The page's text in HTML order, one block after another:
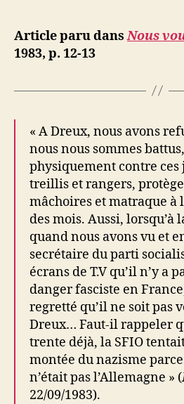
Article paru dansNous
1983, p. 12-13
« A Dreux, nous avons
nous nous sommes
physiquement contre ces
treillis et rangers,
mâchoires et matraque à
des mois. Aussi,
quand nous avons vu et
secrétaire du parti
écrans de T.V qu’il n’y a
danger fasciste en
regretté qu’il ne soit pas
Dreux… Faut-il rappeler
trente déjà, la SFIO
montée du nazisme
n’était pas l’Allemagne » (
22/09/1983).